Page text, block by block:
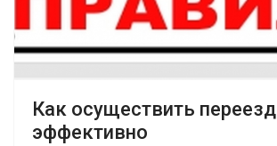
Как осуществить переезд
эффективно